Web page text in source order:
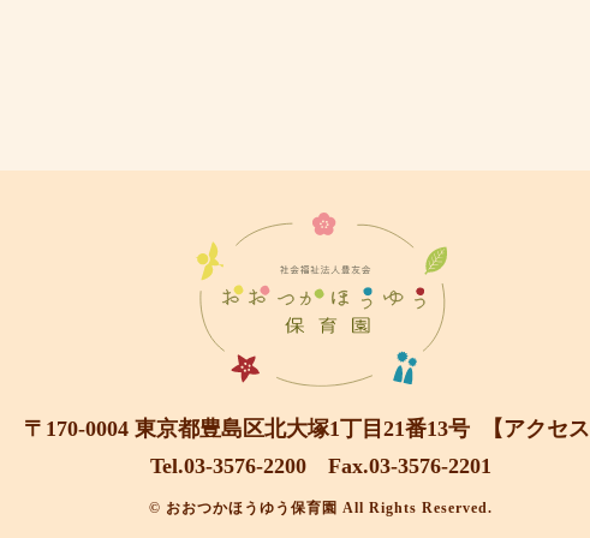
〒170-0004 東京都豊島区北大塚1丁目21番13号
【アクセ
Tel.03-3576-2200 Fax.03-3576-2201
© おおつかほうゆう保育園 All Rights Reserved.